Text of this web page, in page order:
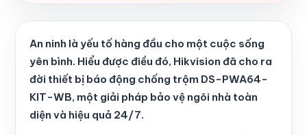
An ninh là yếu tố hàng đầu cho một cuộc sống
yên bình. Hiểu được điều đó, Hikvision đã cho ra
đời thiết bị báo động chống trộm DS-PWA64-
KIT-WB, một giải pháp bảo vệ ngôi nhà toàn
diện và hiệu quả 24/7.